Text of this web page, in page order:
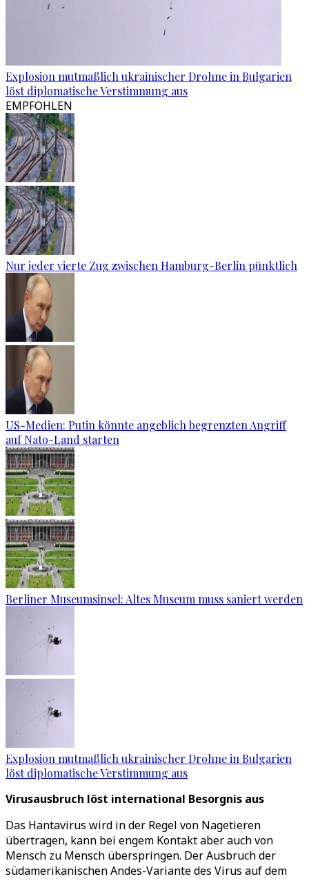
Explosion mutmaßlich ukrainischer Drohne in Bulgarien
löst diplomatische Verstimmung aus
EMPFOHLEN
Nur jeder vierte Zug zwischen Hamburg-Berlin pünktlich
US-Medien: Putin könnte angeblich begrenzten Angriff
auf Nato-Land starten
Berliner Museumsinsel: Altes Museum muss saniert werden
Explosion mutmaßlich ukrainischer Drohne in Bulgarien
löst diplomatische Verstimmung aus
Virusausbruch löst international Besorgnis aus
Das Hantavirus wird in der Regel von Nagetieren
übertragen, kann bei engem Kontakt aber auch von
Mensch zu Mensch überspringen. Der Ausbruch der
südamerikanischen Andes-Variante des Virus auf dem